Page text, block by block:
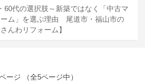
60代の選択肢～新築ではなく「中古マ
ーム」を選ぶ理由 尾道市・福山市の
んわリフォーム】
ージ （全5ページ中）